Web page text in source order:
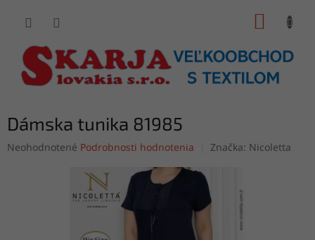
Dámska tunika 81985
Priemerné
Neohodnotené Podrobnosti hodnotenia Značka: Nicoletta